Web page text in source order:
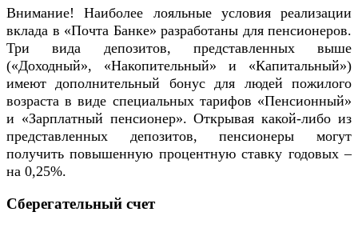
Внимание! Наиболее лояльные условия реализации
вклада в «Почта Банке» разработаны для пенсионеров.
Три вида депозитов, представленных выше
(«Доходный», «Накопительный» и «Капитальный»)
имеют дополнительный бонус для людей пожилого
возраста в виде специальных тарифов «Пенсионный»
и «Зарплатный пенсионер». Открывая какой-либо из
представленных депозитов, пенсионеры могут
получить повышенную процентную ставку годовых –
на 0,25%.
Сберегательный счет